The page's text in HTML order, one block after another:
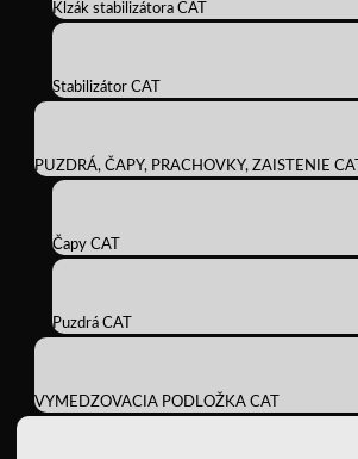
Klzák stabilizátora CAT
Stabilizátor CAT
PUZDRÁ, ČAPY, PRACHOVKY, ZAISTENIE CAT
Čapy CAT
Puzdrá CAT
VYMEDZOVACIA PODLOŽKA CAT